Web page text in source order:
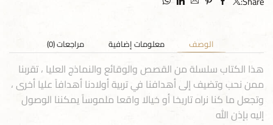
الوصف معلومات إضافية مراجعات (0)
هذا الكتاب سلسلة من القصص والوقائع والنماذج العليا ، تقربنا
ممن نحب وتضيف إلى أهدافنا في تربية أولادنا أهدافاً عليا أخرى ،
وتجعل ما كنا نراه تاريخا أو خيالا واقعا ملموساً يمكننا الوصول
إليه بإذن الله